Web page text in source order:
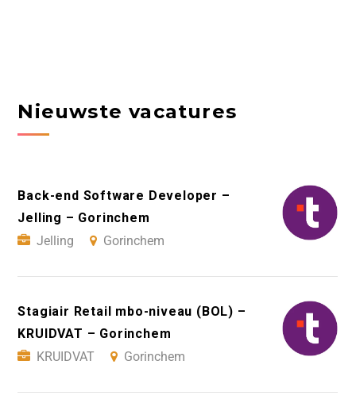
Nieuwste vacatures
Back-end Software Developer –
Jelling – Gorinchem
Jelling
Gorinchem
Stagiair Retail mbo-niveau (BOL) –
KRUIDVAT – Gorinchem
KRUIDVAT
Gorinchem